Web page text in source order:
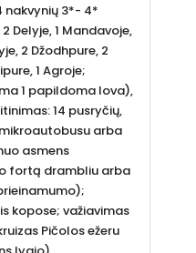
nakvynių 3*- 4*
Delyje, 1 Mandavoje,
2 Džodhpure, 2
1 Agroje;
1 papildoma lova),
14 pusryčių,
arba
asmens
fortą drambliu arba
kopose; važiavimas
Pičolos ežeru